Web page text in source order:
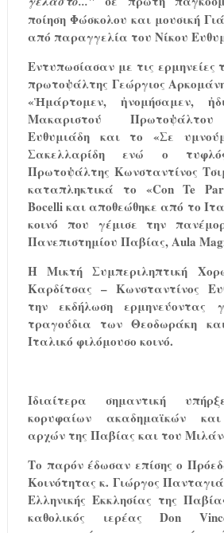
ποίηση Φώσκολου και μουσική
από παραγγελία του Νίκου
Εντυπωσίασαν με τις ερμηνείες
πρωτοψάλτης Γεώργιος
«Ἡμάρτομεν, ἠνομήσαμεν,
Μακαριστού Πρωτοψάλτου
Ευθυμιάδη και το «Σε
Σακελλαρίδη ενώ ο
Πρωτοψάλτης Κωνσταντίνος
καταπληκτικά το «Con Te
Bocelli και αποθεώθηκε από το
κοινό που γέμισε την
Πανεπιστημίου Παβίας,Aula
Η Μικτή Συμπεριληπτική
Καρδίτσας – Κωνσταντίνος
την εκδήλωση ερμηνεύοντας
τραγούδια των Θεοδωράκη
Ιταλικό φιλόμουσο κοινό.
Ιδιαίτερα σημαντική
κορυφαίων ακαδημαϊκών και
αρχών της Παβίας και του
Το παρόν έδωσαν επίσης ο
Κοινότητας κ. Γιώργος
Ελληνικής Εκκλησίας της
καθολικός ιερέας Don